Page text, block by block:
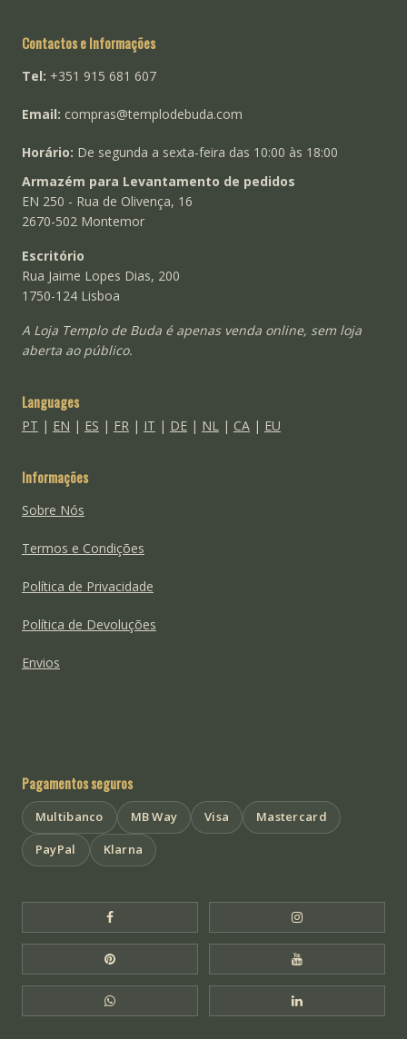
Contactos e Informações
Tel: +351 915 681 607
Email: compras@templodebuda.com
Horário: De segunda a sexta-feira das 10:00 às 18:00
Armazém para Levantamento de pedidos
EN 250 - Rua de Olivença, 16
2670-502 Montemor
Escritório
Rua Jaime Lopes Dias, 200
1750-124 Lisboa
A Loja Templo de Buda é apenas venda online, sem loja
aberta ao público.
Languages
PT | EN | ES | FR| IT | DE| NL| CA| EU
Informações
Sobre Nós
Termos e Condições
Política de Privacidade
Política de Devoluções
Envios
Pagamentos seguros
Multibanco MB Way Visa
Mastercard
PayPal
Klarna
Facebook Templo de Buda Instagram
Pinterest Templo de Buda YouTube Templo
WhatsApp Templo de Buda LinkedIn Templo